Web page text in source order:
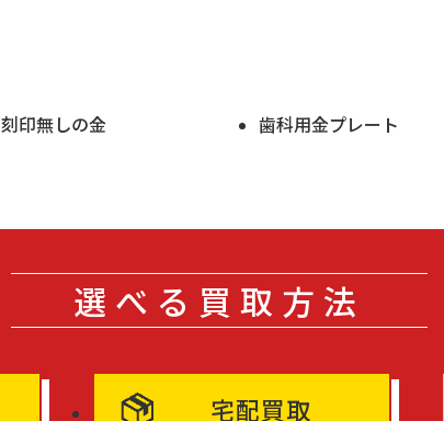
刻印無しの金 歯科用金プレート
選べる買取方法
宅配買取